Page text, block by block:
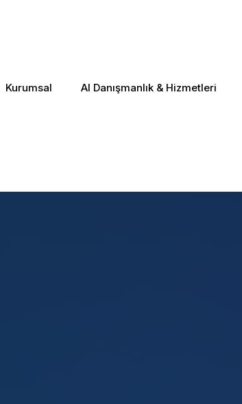
Kurumsal AI Danışmanlık & Hizmetleri